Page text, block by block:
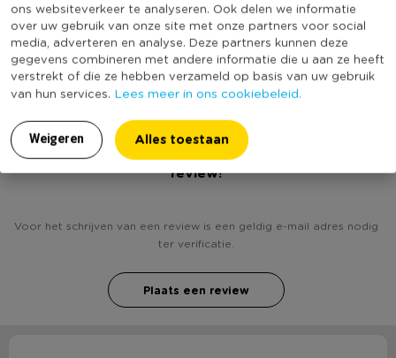
ons websiteverkeer te analyseren. Ook delen we informatie
over uw gebruik van onze site met onze partners voor social
media, adverteren en analyse. Deze partners kunnen deze
gegevens combineren met andere informatie die u aan ze heeft
verstrekt of die ze hebben verzameld op basis van uw gebruik
van hun services. Lees meer in ons cookiebeleid.
Weigeren Alles toestaan
* Met feestelijke gouden print
* Afmeting: 14x11 cm
* Gemaakt van porselein
Productlengte (cm)
14
Duurzaamheidsscore
(Nog) geen score
bekend
Heb jij Bordje kerstboom - set van 2? Schrijf een
review!
Voor het schrijven van een review is een geldig e-mail adres nodig
ter verificatie.
Plaats een review